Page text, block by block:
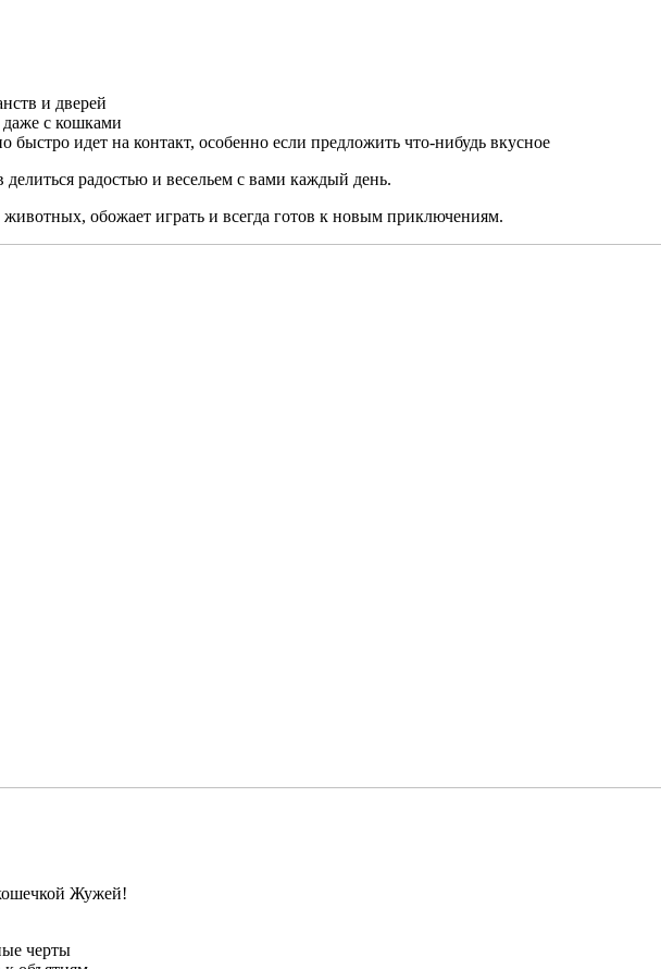
и дверей
с кошками
быстро идет на контакт, особенно если предложить что-нибудь вкусное
радостью и весельем с вами каждый день.
обожает играть и всегда готов к новым приключениям.
Жужей!
черты